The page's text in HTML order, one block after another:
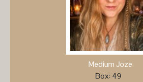
Medium Joze
Box: 49